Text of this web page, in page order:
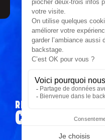
RESTONS
CONNECTÉS